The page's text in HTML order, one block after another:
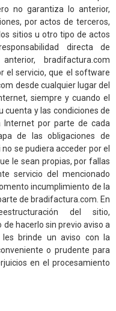
no garantiza lo anterior,
por actos de terceros,
sitios u otro tipo de actos
directa de
bradifactura.com
el servicio, que el software
desde cualquier lugar del
siempre y cuando el
cuenta y las condiciones de
Internet por parte de cada
de las obligaciones de
se pudiera acceder por el
le sean propias, por fallas
servicio del mencionado
incumplimiento de la
de bradifactura.com. En
del sitio,
hacerlo sin previo aviso a
les brinde un aviso con la
o prudente para
en el procesamiento